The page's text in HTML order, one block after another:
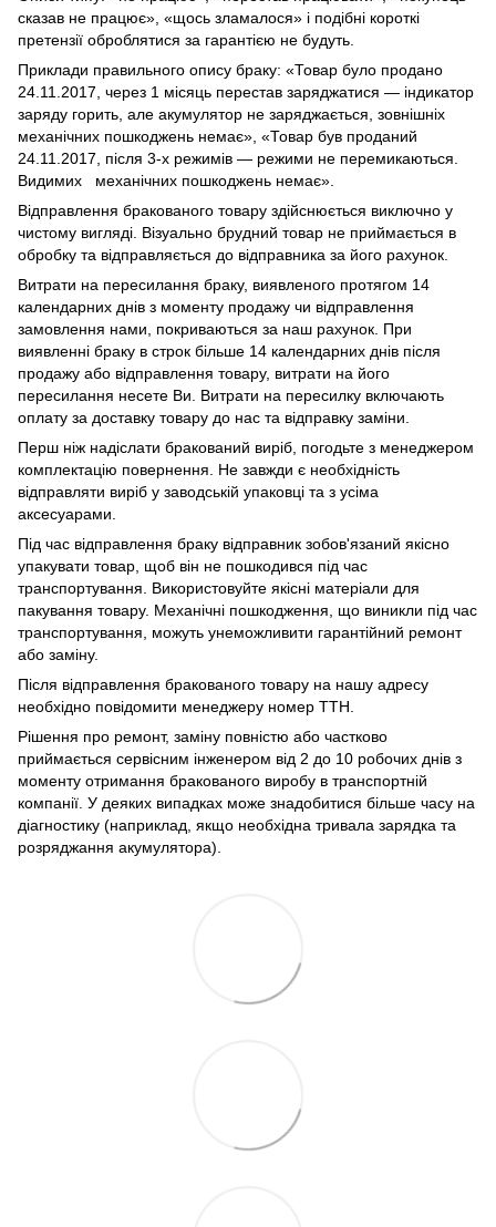
сказав не працює», «щось зламалося» і подібні короткі
претензії оброблятися за гарантією не будуть.
Приклади правильного опису браку: «Товар було продано
24.11.2017, через 1 місяць перестав заряджатися — індикатор
заряду горить, але акумулятор не заряджається, зовнішніх
механічних пошкоджень немає», «Товар був проданий
24.11.2017, після 3-х режимів — режими не перемикаються.
Видимих механічних пошкоджень немає».
Відправлення бракованого товару здійснюється виключно у
чистому вигляді. Візуально брудний товар не приймається в
обробку та відправляється до відправника за його рахунок.
Витрати на пересилання браку, виявленого протягом 14
календарних днів з моменту продажу чи відправлення
замовлення нами, покриваються за наш рахунок. При
виявленні браку в строк більше 14 календарних днів після
продажу або відправлення товару, витрати на його
пересилання несете Ви. Витрати на пересилку включають
оплату за доставку товару до нас та відправку заміни.
Перш ніж надіслати бракований виріб, погодьте з менеджером
комплектацію повернення. Не завжди є необхідність
відправляти виріб у заводській упаковці та з усіма
аксесуарами.
Під час відправлення браку відправник зобов'язаний якісно
упакувати товар, щоб він не пошкодився під час
транспортування. Використовуйте якісні матеріали для
пакування товару. Механічні пошкодження, що виникли під час
транспортування, можуть унеможливити гарантійний ремонт
або заміну.
Після відправлення бракованого товару на нашу адресу
необхідно повідомити менеджеру номер ТТН.
Рішення про ремонт, заміну повністю або частково
приймається сервісним інженером від 2 до 10 робочих днів з
моменту отримання бракованого виробу в транспортній
компанії. У деяких випадках може знадобитися більше часу на
діагностику (наприклад, якщо необхідна тривала зарядка та
розряджання акумулятора).